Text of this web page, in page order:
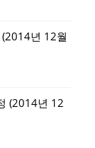
년 12월
(2014년 12